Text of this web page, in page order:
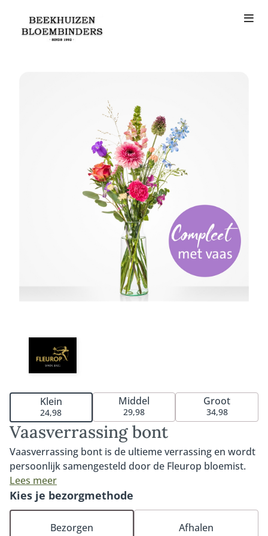
Vaasverrassing bont
Vaasverrassing bont is de ultieme verrassing en wordt
persoonlijk samengesteld door de Fleurop bloemist.
De vaasverrassing is een combinatie van een moderne
vaas beschikbaar in 3 formaten - klein, middel en groot
- met mooie verse seizoensbloemen. De bloemist kiest
de bloemen, snijdt deze voor levering schuin af en
Lees meer
Klein
24,98
Middel
29,98
Groot
34,98
Kies je bezorgmethode
Bezorgen Afhalen